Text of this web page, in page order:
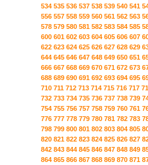
534 535 536 537 538 539 540 541
556 557 558 559 560 561 562 563
578 579 580 581 582 583 584 585
600 601 602 603 604 605 606 607
622 623 624 625 626 627 628 629
644 645 646 647 648 649 650 651
666 667 668 669 670 671 672 673
688 689 690 691 692 693 694 695
710 711 712 713 714 715 716 717
732 733 734 735 736 737 738 739
754 755 756 757 758 759 760 761
776 777 778 779 780 781 782 783
798 799 800 801 802 803 804 805
820 821 822 823 824 825 826 827
842 843 844 845 846 847 848 849
864 865 866 867 868 869 870 871